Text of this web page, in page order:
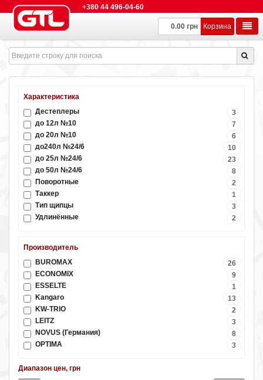
+380 44 496-04-60
0.00 грн Корзина
Характеристика
3
Дестеплеры
7
до 12л №10
6
до 20л №10
10
до240л №24/6
23
до 25л №24/6
8
до 50л №24/6
2
Поворотные
1
Таккер
3
Тип щипцы
2
Удлинённые
Производитель
26
BUROMAX
9
ECONOMIX
1
ESSELTE
13
Kangaro
2
KW-TRIO
3
LEITZ
8
NOVUS (Германия)
3
OPTIMA
Диапазон цен, грн